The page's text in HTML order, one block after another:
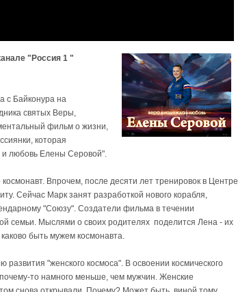
"Россия 1 "
с Байконура на
святых Веры,
фильм о жизни,
которая
и любовь Елены Серовой".
Впрочем, после десяти лет тренировок в Центре
Сейчас Марк занят разработкой нового корабля,
"Союзу". Создатели фильма в течении
семьи. Мыслями о своих родителях поделится Лена - их
быть мужем космонавта.
"женского космоса". В освоении космического
то намного меньше, чем мужчин. Женские